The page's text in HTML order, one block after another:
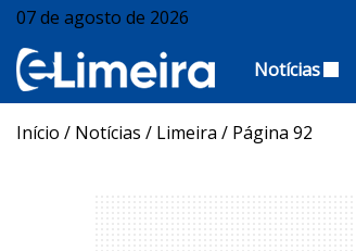
07 de agosto de 2026
Notícias
Início / Notícias / Limeira / Página 92